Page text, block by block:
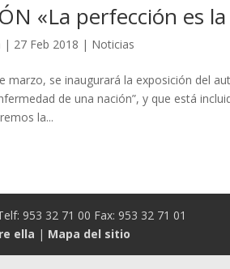
«La perfección es
| 27 Feb 2018 | Noticias
marzo, se inaugurará la exposición del
de una nación”, y que está
la...
953 32 71 00 Fax: 953 32 71 01
ella | Mapa del sitio